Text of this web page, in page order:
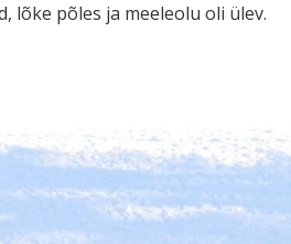
lõke põles ja meeleolu oli ülev.